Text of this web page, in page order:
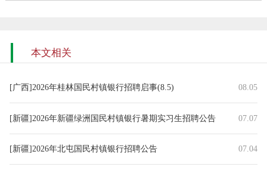
本文相关
[广西]2026年桂林国民村镇银行招聘启事(8.5) 08.05
[新疆]2026年新疆绿洲国民村镇银行暑期实习生招聘公告 07.07
[新疆]2026年北屯国民村镇银行招聘公告 07.04